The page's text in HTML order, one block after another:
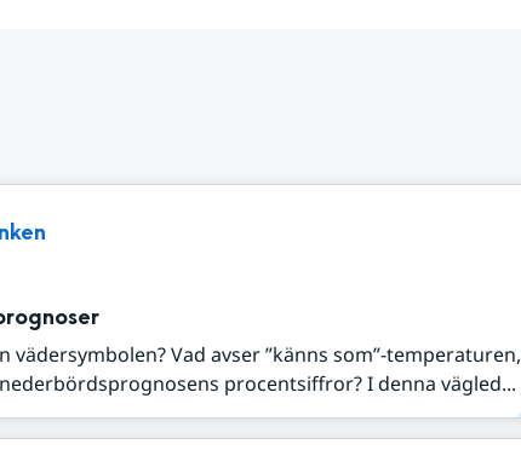
vädersymbolen? Vad avser ”känns som”-temperaturen,
procentsiffror? I denna vägled...